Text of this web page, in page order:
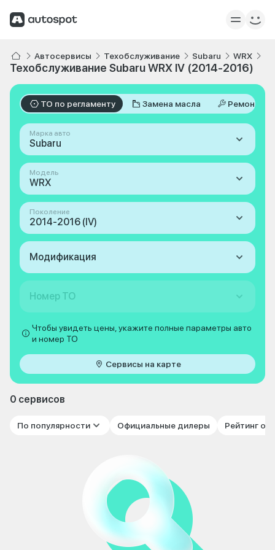
Автосервисы Техобслуживание Subaru WRX
Техобслуживание Subaru WRX IV (2014-2016)
ТО по регламенту Замена масла Ремонт
Марка авто
Subaru
Модель
WRX
Поколение
2014-2016 (IV)
Модификация
Номер ТО
Чтобы увидеть цены, укажите полные параметры авто
и номер ТО
Сервисы на карте
0 сервисов
По популярности Официальные дилеры Рейтинг